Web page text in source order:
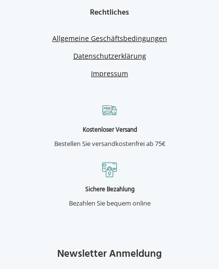
Rechtliches
Allgemeine Geschäftsbedingungen
Datenschutzerklärung
Impressum
Kostenloser Versand
Bestellen Sie versandkostenfrei ab 75€
Sichere Bezahlung
Bezahlen Sie bequem online
Newsletter Anmeldung